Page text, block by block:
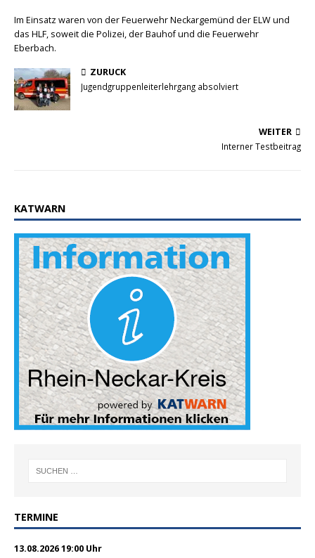
Im Einsatz waren von der Feuerwehr Neckargemünd der ELW und
das HLF, soweit die Polizei, der Bauhof und die Feuerwehr
Eberbach.
ZURÜCK
Jugendgruppenleiterlehrgang absolviert
WEITER
Interner Testbeitrag
KATWARN
TERMINE
13.08.2026 19:00 Uhr